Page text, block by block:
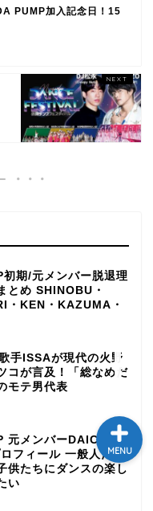
PUMP加入記念日！15
初期/元メンバー脱退理
とめ SHINOBU・
・KEN・KAZUMA・
手ISSAが現代の火野
コが言及！「総なめだ
モテ男代表
元メンバーDAICHI(加
フィール 一般人だい
供たちにダンスの楽し
い
MENU
TOP
テレビ
ミュージック
YORIの晴れ
ばれラジオ～